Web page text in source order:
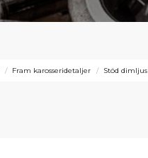
Fram karosseridetaljer Stöd dimljus